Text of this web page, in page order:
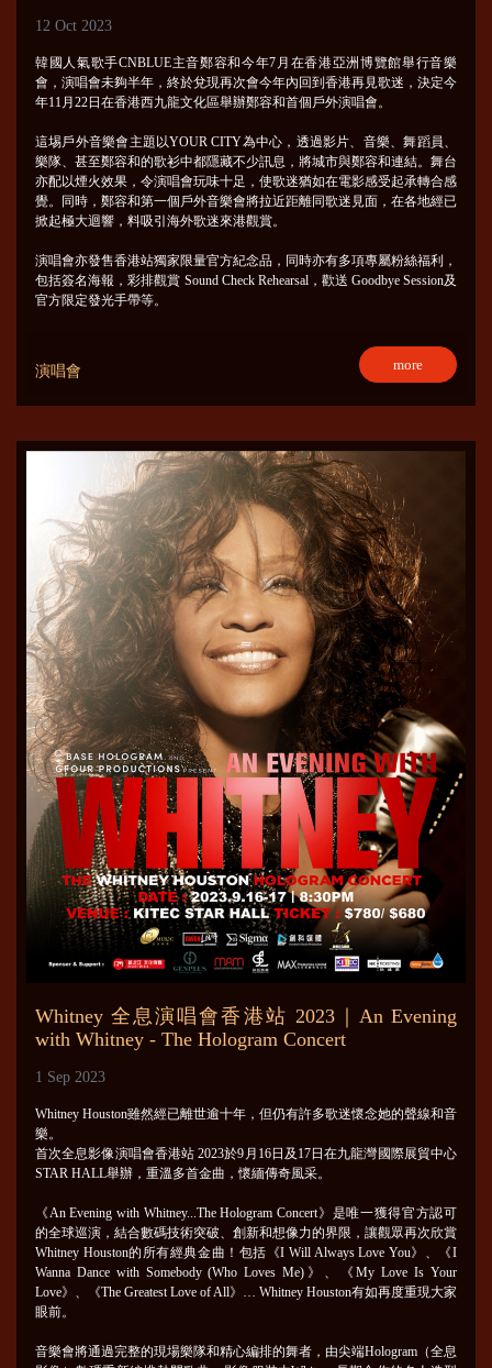
12 Oct 2023
韓國人氣歌手CNBLUE主音鄭容和今年7月在香港亞洲博覽館舉行音樂
會，演唱會未夠半年，終於兌現再次會今年內回到香港再見歌迷，決定今
年11月22日在香港西九龍文化區舉辦鄭容和首個戶外演唱會。
這埸戶外音樂會主題以YOUR CITY為中心，透過影片、音樂、舞蹈員、
樂隊、甚至鄭容和的歌衫中都隱藏不少訊息，將城市與鄭容和連結。舞台
亦配以煙火效果，令演唱會玩味十足，使歌迷猶如在電影感受起承轉合感
覺。同時，鄭容和第一個戶外音樂會將拉近距離同歌迷見面，在各地經已
掀起極大迴響，料吸引海外歌迷來港觀賞。
演唱會亦發售香港站獨家限量官方紀念品，同時亦有多項專屬粉絲福利，
包括簽名海報，彩排觀賞 Sound Check Rehearsal，歡送 Goodbye Session及
官方限定發光手帶等。
演唱會 more
Whitney 全息演唱會香港站 2023｜An Evening
with Whitney - The Hologram Concert
1 Sep 2023
Whitney Houston雖然經已離世逾十年，但仍有許多歌迷懷念她的聲線和音
樂。
首次全息影像演唱會香港站 2023於9月16日及17日在九龍灣國際展貿中心
STAR HALL舉辦，重溫多首金曲，懷緬傳奇風采。
《An Evening with Whitney...The Hologram Concert》是唯一獲得官方認可
的全球巡演，結合數碼技術突破、創新和想像力的界限，讓觀眾再次欣賞
Whitney Houston的所有經典金曲！包括《I Will Always Love You》、《I
Wanna Dance with Somebody (Who Loves Me)》、《My Love Is Your
Love》、《The Greatest Love of All》… Whitney Houston有如再度重現大家
眼前。
音樂會將通過完整的現場樂隊和精心編排的舞者，由尖端Hologram（全息